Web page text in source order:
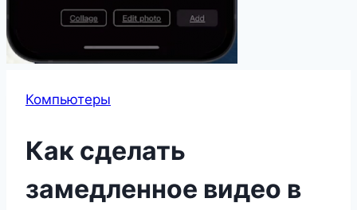
Компьютеры
Как сделать
замедленное видео в